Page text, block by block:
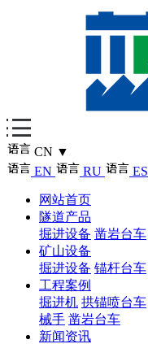
CN ▼
EN
RU ES
网站首页
隧道产品
掘进设备 凿岩台车
矿山设备
掘进设备 锚杆台车
工程案例
掘进机 拱锚喷台车
械手 凿岩台车
新闻资讯